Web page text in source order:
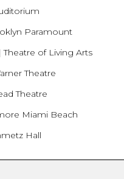
Paramount
of Living Arts
Theatre
Theatre
Miami Beach
Hall